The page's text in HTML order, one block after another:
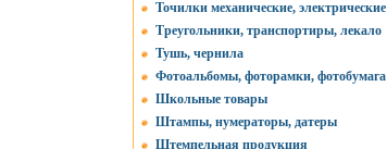
Точилки механические, электрические
Треугольники, транспортиры, лекало
Тушь, чернила
Фотоальбомы, фоторамки, фотобумага
Школьные товары
Штампы, нумераторы, датеры
Штемпельная продукция